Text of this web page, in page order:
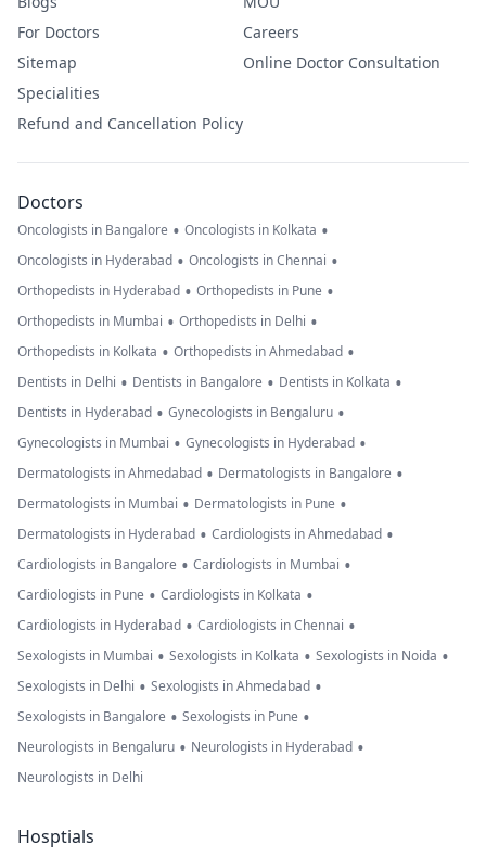
For Doctors
Sitemap
Specialities
Refund and Cancellation Policy
Careers
Online Doctor Consultation
Doctors
Oncologists in Bangalore • Oncologists in Kolkata •
Oncologists in Hyderabad • Oncologists in Chennai •
Orthopedists in Hyderabad • Orthopedists in Pune •
Orthopedists in Mumbai • Orthopedists in Delhi •
Orthopedists in Kolkata • Orthopedists in Ahmedabad •
Dentists in Delhi • Dentists in Bangalore • Dentists in Kolkata •
Dentists in Hyderabad • Gynecologists in Bengaluru •
Gynecologists in Mumbai • Gynecologists in Hyderabad •
Dermatologists in Ahmedabad • Dermatologists in Bangalore •
Dermatologists in Mumbai • Dermatologists in Pune •
Dermatologists in Hyderabad • Cardiologists in Ahmedabad •
Cardiologists in Bangalore • Cardiologists in Mumbai •
Cardiologists in Pune • Cardiologists in Kolkata •
Cardiologists in Hyderabad • Cardiologists in Chennai •
Sexologists in Mumbai • Sexologists in Kolkata • Sexologists in Noida •
Sexologists in Delhi • Sexologists in Ahmedabad •
Sexologists in Bangalore • Sexologists in Pune •
Neurologists in Bengaluru • Neurologists in Hyderabad •
Neurologists in Delhi
Hosptials